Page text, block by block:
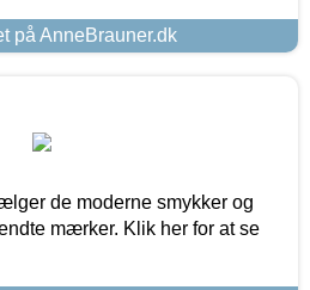
på AnneBrauner.dk
de moderne smykker og
mærker. Klik her for at se